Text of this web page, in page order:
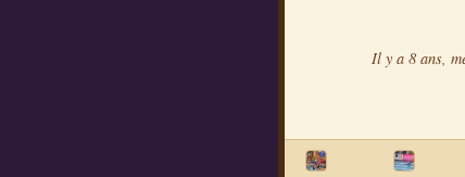
Il y a 8 ans,